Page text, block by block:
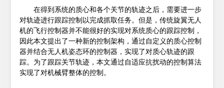
在得到系统的质心和各个关节的轨迹之后，需要进一步
对轨迹进行跟踪控制以完成抓取任务。但是，传统旋翼无人
机的飞行控制器并不能很好的实现对系统质心的跟踪控制，
因此本文提出了一种新的控制架构，通过自定义的质心控制
器并结合无人机姿态环的控制器，实现了对质心轨迹的跟
踪。为了跟踪关节轨迹，本文通过自适应抗扰动的控制算法
实现了对机械臂整体的控制。